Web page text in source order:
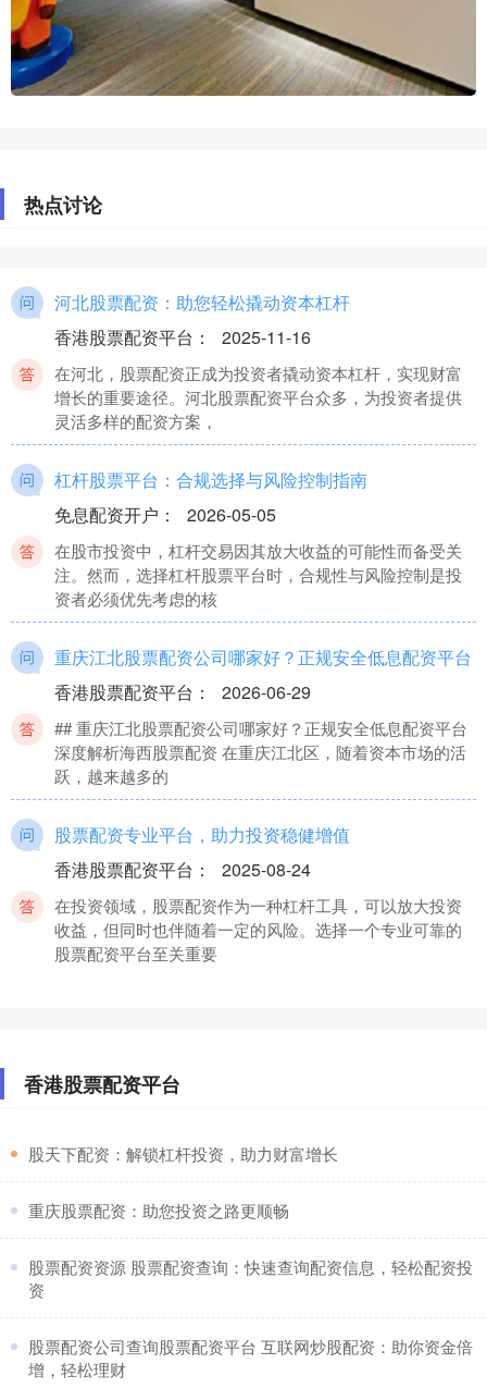
热点讨论
河北股票配资：助您轻松撬动资本杠杆
香港股票配资平台 ： 2025-11-16
在河北，股票配资正成为投资者撬动资本杠杆，实现财富
增长的重要途径。河北股票配资平台众多，为投资者提供
灵活多样的配资方案，
杠杆股票平台：合规选择与风险控制指南
免息配资开户 ： 2026-05-05
在股市投资中，杠杆交易因其放大收益的可能性而备受关
注。然而，选择杠杆股票平台时，合规性与风险控制是投
资者必须优先考虑的核
重庆江北股票配资公司哪家好？正规安全低息配资平台
香港股票配资平台 ： 2026-06-29
## 重庆江北股票配资公司哪家好？正规安全低息配资平台
深度解析海西股票配资 在重庆江北区，随着资本市场的活
跃，越来越多的
股票配资专业平台，助力投资稳健增值
香港股票配资平台 ： 2025-08-24
在投资领域，股票配资作为一种杠杆工具，可以放大投资
收益，但同时也伴随着一定的风险。选择一个专业可靠的
股票配资平台至关重要
在瞬息万变的股票市场中，姜堰股票配资应运而生，为投
香港股票配资平台
​股天下配资：解锁杠杆投资，助力财富增长
​重庆股票配资：助您投资之路更顺畅
​股票配资资源 股票配资查询：快速查询配资信息，轻松配资投
资
​股票配资公司查询股票配资平台 互联网炒股配资：助你资金倍
增，轻松理财